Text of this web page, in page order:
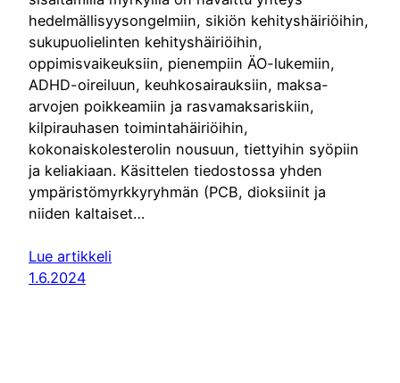
hedelmällisyysongelmiin, sikiön kehityshäiriöihin,
sukupuolielinten kehityshäiriöihin,
oppimisvaikeuksiin, pienempiin ÄO-lukemiin,
ADHD-oireiluun, keuhkosairauksiin, maksa-
arvojen poikkeamiin ja rasvamaksariskiin,
kilpirauhasen toimintahäiriöihin,
kokonaiskolesterolin nousuun, tiettyihin syöpiin
ja keliakiaan. Käsittelen tiedostossa yhden
ympäristömyrkkyryhmän (PCB, dioksiinit ja
niiden kaltaiset…
Lue artikkeli
1.6.2024